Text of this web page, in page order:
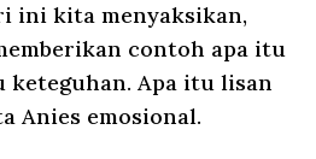
ini kita menyaksikan,
contoh apa itu
keteguhan. Apa itu lisan
Anies emosional.